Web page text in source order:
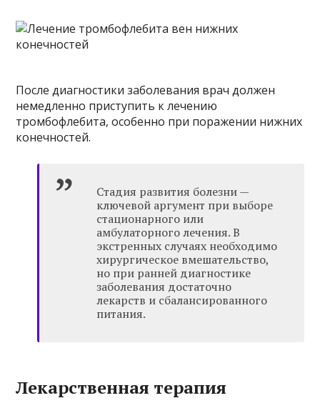
После диагностики заболевания врач должен
немедленно приступить к лечению
тромбофлебита, особенно при поражении нижних
конечностей.
Стадия развития болезни —
ключевой аргумент при выборе
стационарного или
амбулаторного лечения. В
экстренных случаях необходимо
хирургическое вмешательство,
но при ранней диагностике
заболевания достаточно
лекарств и сбалансированного
питания.
Лекарственная терапия